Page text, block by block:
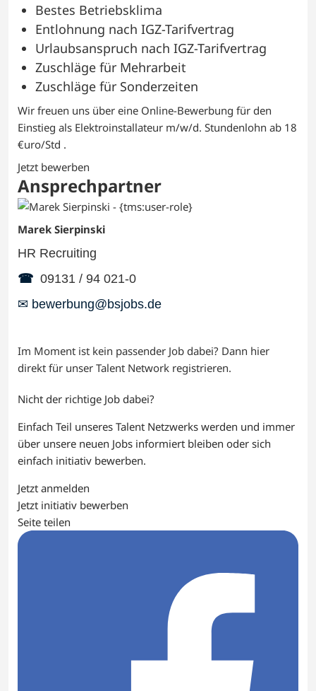
Bestes Betriebsklima
Entlohnung nach IGZ-Tarifvertrag
Urlaubsanspruch nach IGZ-Tarifvertrag
Zuschläge für Mehrarbeit
Zuschläge für Sonderzeiten
Wir freuen uns über eine Online-Bewerbung für den
Einstieg als Elektroinstallateur m/w/d. Stundenlohn ab 18
€uro/Std .
Jetzt bewerben
Ansprechpartner
Marek Sierpinski
HR Recruiting
☎ 09131 / 94 021-0
✉ bewerbung@bsjobs.de
Im Moment ist kein passender Job dabei? Dann hier
direkt für unser Talent Network registrieren.
Nicht der richtige Job dabei?
Einfach Teil unseres Talent Netzwerks werden und immer
über unsere neuen Jobs informiert bleiben oder sich
einfach initiativ bewerben.
Jetzt anmelden
Jetzt initiativ bewerben
Seite teilen